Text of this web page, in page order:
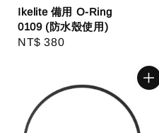
Ikelite 備用 O-Ring
0109 (防水殼使用)
Regular
NT$ 380